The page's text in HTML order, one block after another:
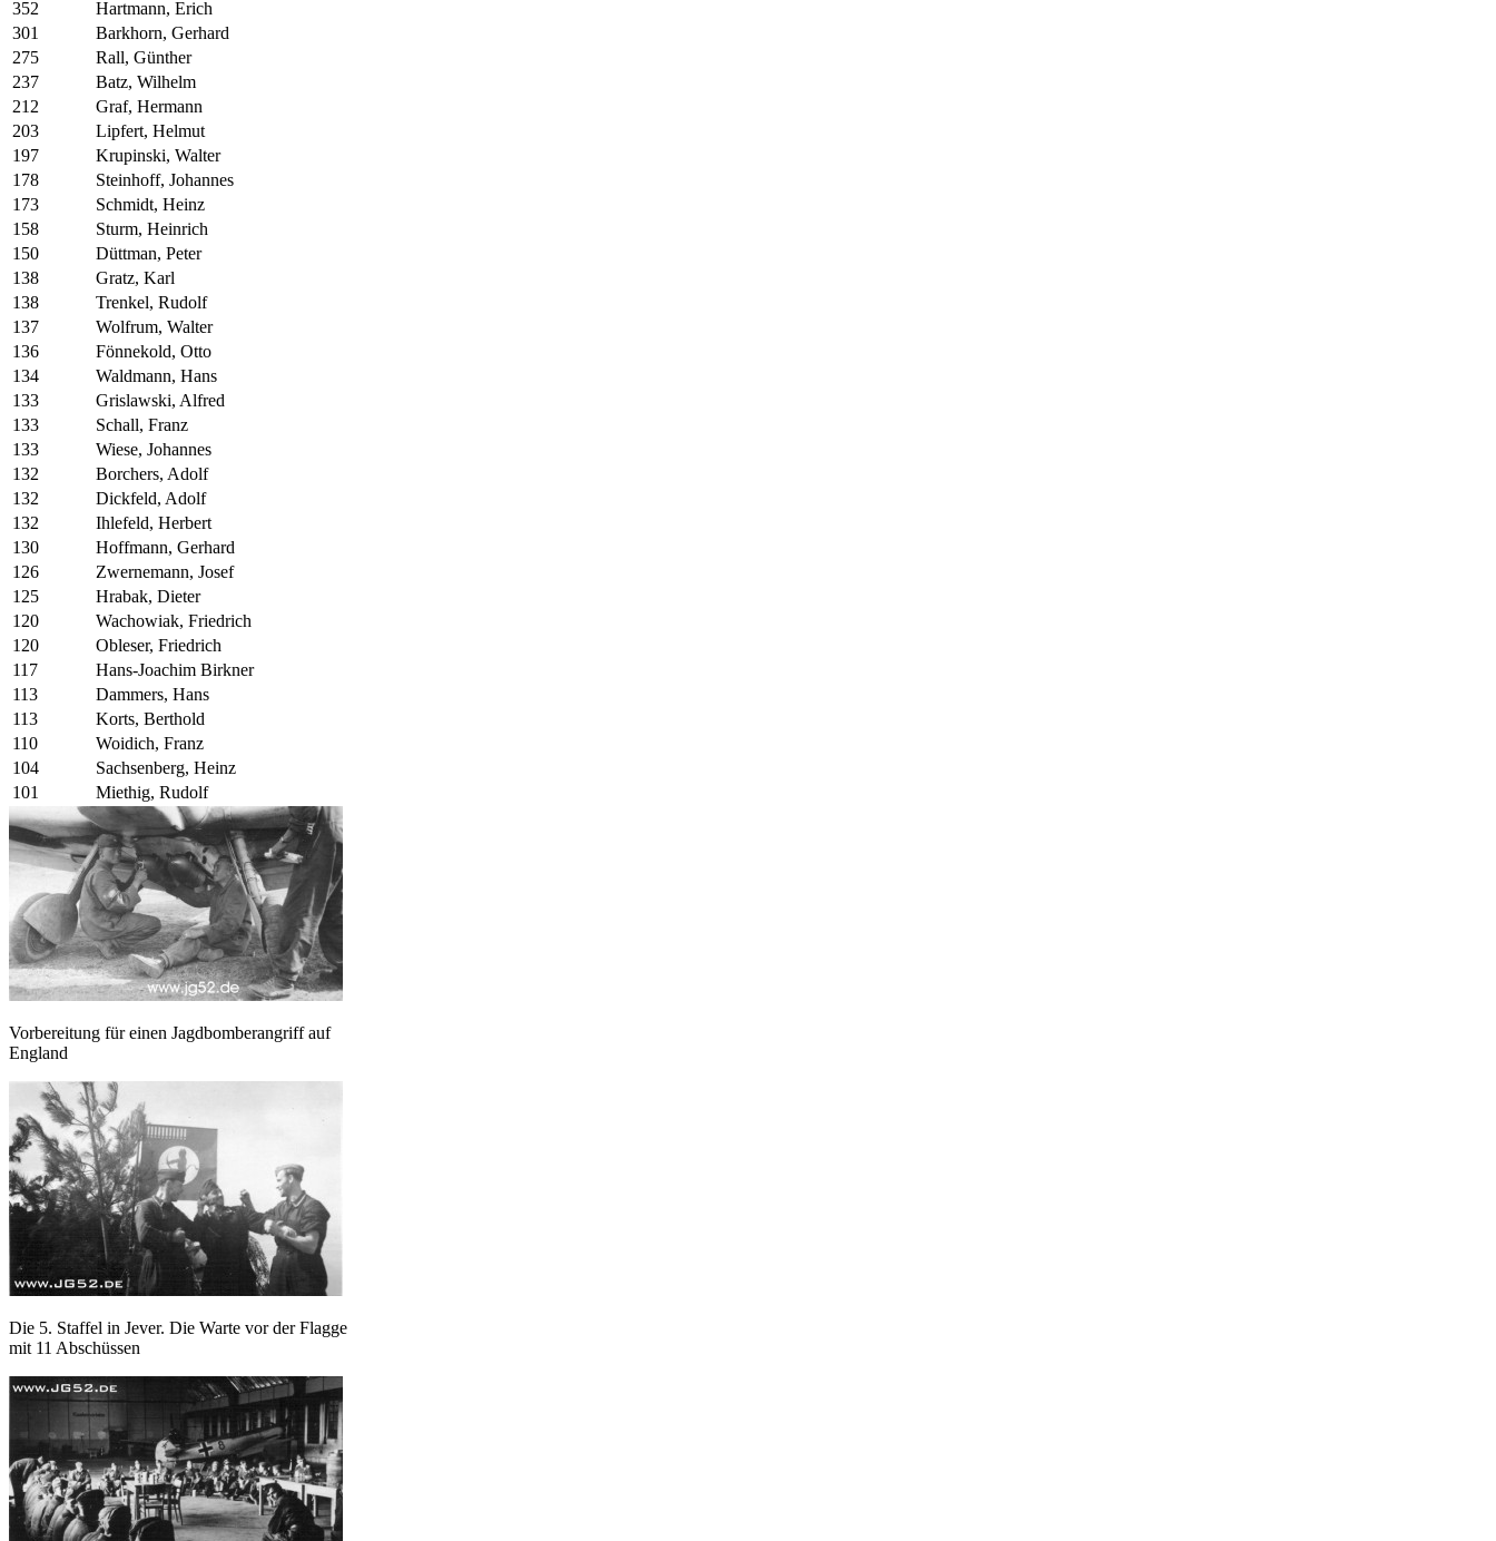
352
Hartmann, Erich
301
Barkhorn, Gerhard
275
Rall, Günther
237
Batz, Wilhelm
212
Graf, Hermann
203
Lipfert, Helmut
197
Krupinski, Walter
178
Steinhoff, Johannes
173
Schmidt, Heinz
158
Sturm, Heinrich
150
Düttman, Peter
138
Gratz, Karl
138
Trenkel, Rudolf
137
Wolfrum, Walter
136
Fönnekold, Otto
134
Waldmann, Hans
133
Grislawski, Alfred
133
Schall, Franz
133
Wiese, Johannes
132
Borchers, Adolf
132
Dickfeld, Adolf
132
Ihlefeld, Herbert
130
Hoffmann, Gerhard
126
Zwernemann, Josef
125
Hrabak, Dieter
120
Wachowiak, Friedrich
120
Obleser, Friedrich
117
Hans-Joachim Birkner
113
Dammers, Hans
113
Korts, Berthold
110
Woidich, Franz
104
Sachsenberg, Heinz
101
Miethig, Rudolf
Vorbereitung für einen Jagdbomberangriff auf
England
Die 5. Staffel in Jever. Die Warte vor der Flagge
mit 11 Abschüssen